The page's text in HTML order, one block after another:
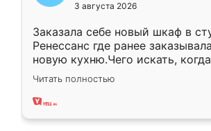
3 августа 2026
Заказала себе новый шкаф в
Ренессанс где ранее
новую кухню.Чего искать,
вполне довольна. Служит кухня
два года, нареканий нет.
Читать полностью